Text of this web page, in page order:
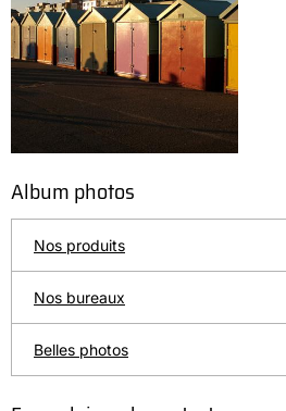
Album photos
Nos produits
Nos bureaux
Belles photos